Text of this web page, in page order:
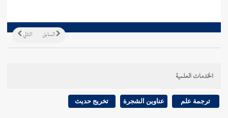
التالي السابق
الخدمات العلمية
ترجمة علم عناوين الشجرة تخريج حديث